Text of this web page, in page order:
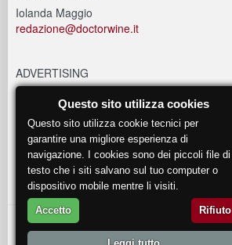
Iolanda Maggio
redazione@doctorwine.it
ADVERTISING
EVENTI
eventi@doctorwine.it
© 2018DoctorWine.
Questo sito utilizza cookies
Questo sito utilizza cookie tecnici per
garantire una migliore esperienza di
navigazione. I cookies sono dei piccoli file di
testo che i siti salvano sul tuo computer o
dispositivo mobile mentre li visiti.
Accetto Rifiuto